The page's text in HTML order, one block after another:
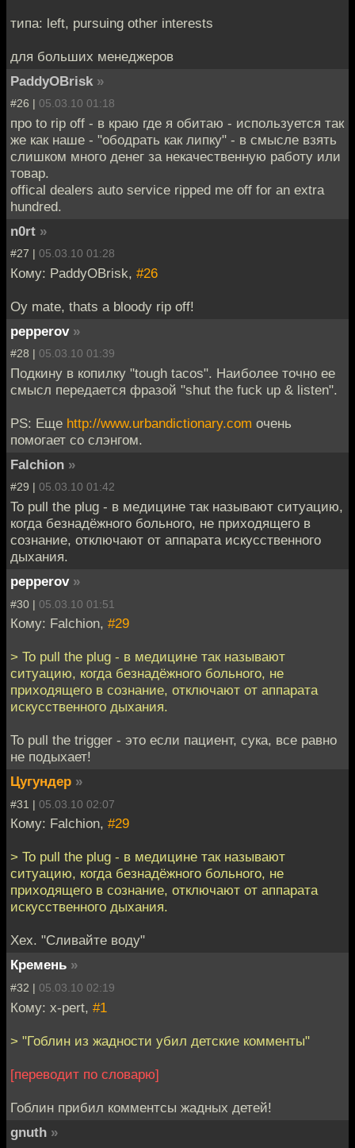
типа: left, pursuing other interests
для больших менеджеров
PaddyOBrisk »
#26 | 05.03.10 01:18
про to rip off - в краю где я обитаю - используется так
же как наше - "ободрать как липку" - в смысле взять
слишком много денег за некачественную работу или
товар.
offical dealers auto service ripped me off for an extra
hundred.
n0rt »
#27 | 05.03.10 01:28
Кому: PaddyOBrisk, #26
Oy mate, thats a bloody rip off!
pepperov »
#28 | 05.03.10 01:39
Подкину в копилку "tough tacos". Наиболее точно ее
смысл передается фразой "shut the fuck up & listen".
PS: Еще http://www.urbandictionary.com очень
помогает со слэнгом.
Falchion »
#29 | 05.03.10 01:42
To pull the plug - в медицине так называют ситуацию,
когда безнадёжного больного, не приходящего в
сознание, отключают от аппарата искусственного
дыхания.
pepperov »
#30 | 05.03.10 01:51
Кому: Falchion, #29
> To pull the plug - в медицине так называют
ситуацию, когда безнадёжного больного, не
приходящего в сознание, отключают от аппарата
искусственного дыхания.
To pull the trigger - это если пациент, сука, все равно
не подыхает!
Цугундер »
#31 | 05.03.10 02:07
Кому: Falchion, #29
> To pull the plug - в медицине так называют
ситуацию, когда безнадёжного больного, не
приходящего в сознание, отключают от аппарата
искусственного дыхания.
Хех. "Сливайте воду"
Кремень »
#32 | 05.03.10 02:19
Кому: x-pert, #1
> "Гоблин из жадности убил детские комменты"
[переводит по словарю]
Гоблин прибил комментсы жадных детей!
gnuth »